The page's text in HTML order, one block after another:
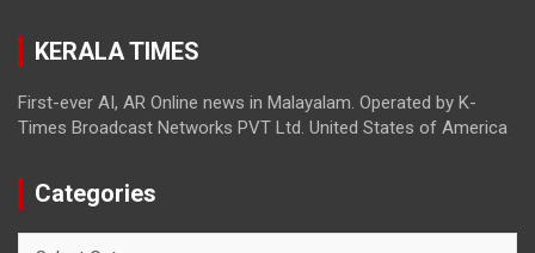
അഖില്‍ മാരാര്‍ ട്വന്റി 20 വിട്ടു
KERALA TIMES
First-ever AI, AR Online news in Malayalam. Operated by K-
Times Broadcast Networks PVT Ltd. United States of America
Categories